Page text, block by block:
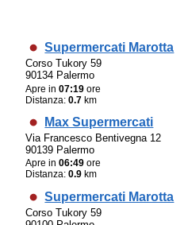
Supermercati Marotta
Corso Tukory 59
90134 Palermo
Apre in07:19 ore
Distanza:0.7 km
Max Supermercati
Via Francesco Bentivegna 12
90139 Palermo
Apre in06:49 ore
Distanza:0.9 km
Supermercati Marotta
Corso Tukory 59